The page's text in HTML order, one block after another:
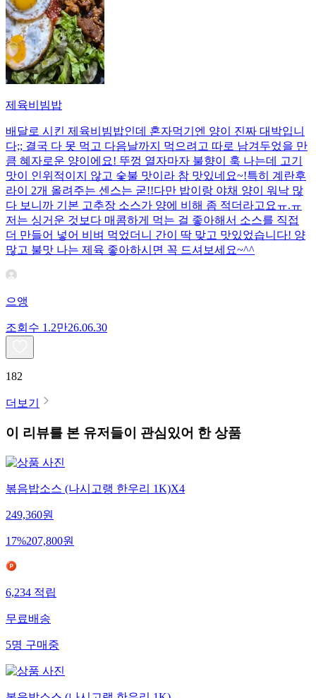
제육비빔밥
배달로 시킨 제육비빔밥인데 혼자먹기엔 양이 진짜 대박입니
다;; 결국 다 못 먹고 다음날까지 먹으려고 따로 남겨두었을 만
큼 혜자로운 양이에요! 뚜껑 열자마자 불향이 훅 나는데 고기
맛이 인위적이지 않고 숯불 맛이라 참 맛있네요~!특히 계란후
라이 2개 올려주는 센스는 굳!! ​다만 밥이랑 야채 양이 워낙 많
다 보니까 기본 고추장 소스가 양에 비해 좀 적더라고요ㅠ.ㅠ
저는 싱거운 것보다 매콤하게 먹는 걸 좋아해서 소스를 직접
더 만들어 넣어 비벼 먹었더니 간이 딱 맞고 맛있었습니다! 양
많고 불맛 나는 제육 좋아하시면 꼭 드셔보세요~^^
으앵
조회수 1.2만26.06.30
182
더보기
이 리뷰를 본 유저들이 관심있어 한 상품
볶음밥소스 (나시고랭 한우리 1K)X4
249,360원
17%207,800원
6,234 적립
무료배송
5명 구매중